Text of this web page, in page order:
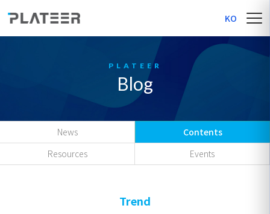
KO
Blog
News
Contents
Resources
Events
Trend